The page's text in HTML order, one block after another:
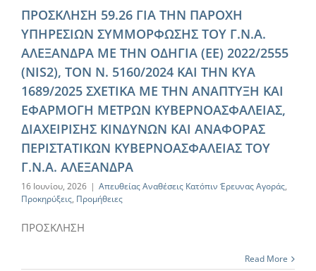
ΠΡΟΣΚΛΗΣΗ 59.26 ΓΙΑ ΤΗΝ ΠΑΡΟΧΗ
ΥΠΗΡΕΣΙΩΝ ΣΥΜΜΟΡΦΩΣΗΣ ΤΟΥ Γ.Ν.Α.
ΑΛΕΞΑΝΔΡΑ ΜΕ ΤΗΝ ΟΔΗΓΙΑ (ΕΕ) 2022/2555
(NIS2), ΤΟΝ Ν. 5160/2024 ΚΑΙ ΤΗΝ ΚΥΑ
1689/2025 ΣΧΕΤΙΚΑ ΜΕ ΤΗΝ ΑΝΑΠΤΥΞΗ ΚΑΙ
ΕΦΑΡΜΟΓΗ ΜΕΤΡΩΝ ΚΥΒΕΡΝΟΑΣΦΑΛΕΙΑΣ,
ΔΙΑΧΕΙΡΙΣΗΣ ΚΙΝΔΥΝΩΝ ΚΑΙ ΑΝΑΦΟΡΑΣ
ΠΕΡΙΣΤΑΤΙΚΩΝ ΚΥΒΕΡΝΟΑΣΦΑΛΕΙΑΣ ΤΟΥ
Γ.Ν.Α. ΑΛΕΞΑΝΔΡΑ
16 Ιουνίου, 2026 | Απευθείας Αναθέσεις Κατόπιν Έρευνας Αγοράς,
Προκηρύξεις, Προμήθειες
ΠΡΟΣΚΛΗΣΗ
Read More